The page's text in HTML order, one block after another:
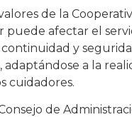
de la
afectar el
y
a la
cuidadores.
de